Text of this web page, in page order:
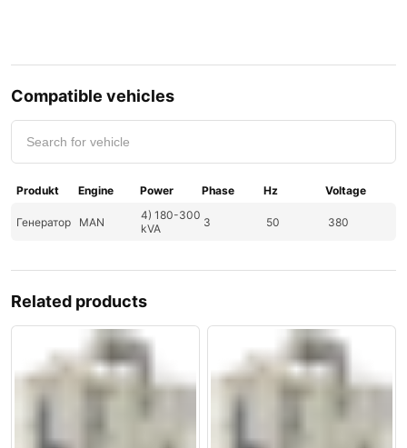
Compatible vehicles
Produkt Engine Power Phase Hz Voltage
Генератор MAN
4) 180-300
kVA
3 50 380
Related products